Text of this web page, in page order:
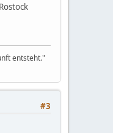
entsteht."
#3